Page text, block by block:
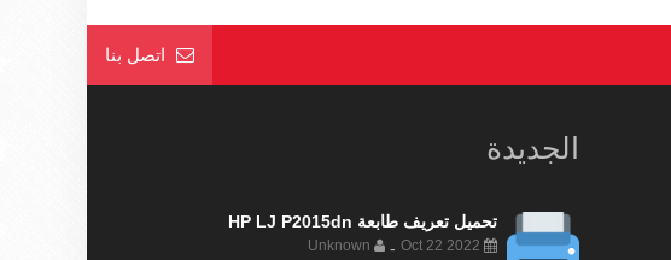
اتصل بنا
الجديدة
تحميل تعريف طابعة HP LJ P2015dn
Oct 22 2022
-
Unknown